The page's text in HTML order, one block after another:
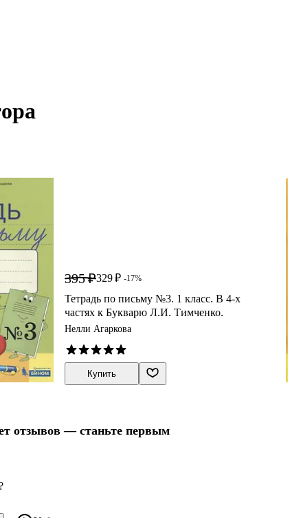
395 ₽329 ₽ -17%
Тетрадь по письму №3. 1 класс. В 4-х
частях к Букварю Л.И. Тимченко.
Нелли Агаркова
Купить
отзывов — станьте первым